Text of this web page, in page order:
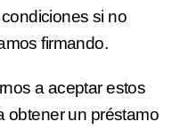
si no
firmando.
a aceptar estos
obtener un préstamo